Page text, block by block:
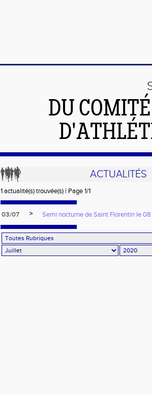
DU
ACTUALITÉS
1 actualité(s) trouvée(s) | Page 1/1
03/07 > Semi nocturne de Saint Florentin le